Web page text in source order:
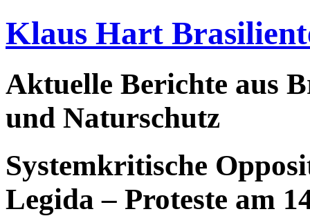
Klaus Hart
Aktuelle Berichte aus
und Naturschutz
Systemkritische
Legida – Proteste am